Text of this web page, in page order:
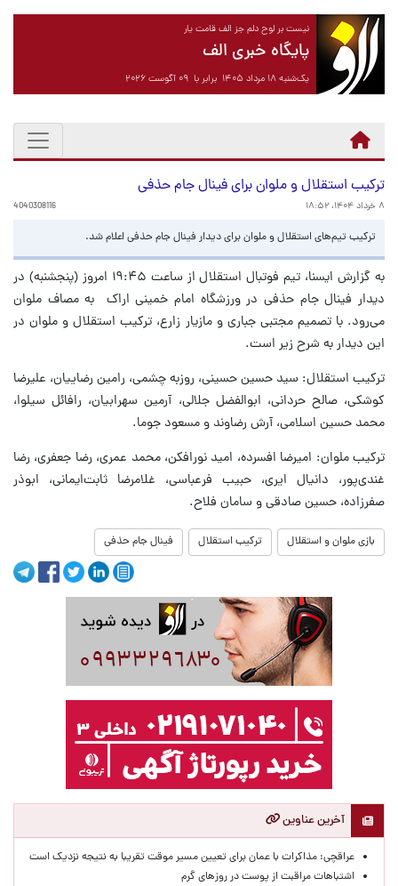
نیست بر لوح دلم جز الف قامت یار
پایگاه خبری الف
یک‌شنبه ۱۸ مرداد ۱۴۰۵ برابر با ۰۹ آگوست ۲۰۲۶
ترکیب استقلال و ملوان برای فینال جام حذفی
۸ خرداد ۱۴۰۴، ۱۸:۵۲ 4040308116
ترکیب تیم‌های استقلال و ملوان برای دیدار فینال جام حذفی اعلام شد.
به گزارش ایسنا، تیم فوتبال استقلال از ساعت ۱۹:۴۵ امروز (پنجشنبه) در
دیدار فینال جام حذفی در ورزشگاه امام خمینی اراک به مصاف ملوان
می‌رود. با تصمیم مجتبی جباری و مازیار زارع، ترکیب استقلال و ملوان در
این دیدار به شرح زیر است.
ترکیب استقلال: سید حسین حسینی، روزبه چشمی، رامین رضاییان، علیرضا
کوشکی، صالح حردانی، ابوالفضل جلالی، آرمین سهرابیان، رافائل سیلوا،
محمد حسین اسلامی، آرش رضاوند و مسعود جوما.
ترکیب ملوان: امیرضا افسرده، امید نورافکن، محمد عمری، رضا جعفری، رضا
غندی‌پور، دانیال ایری، حبیب فرعباسی، غلامرضا ثابت‌ایمانی، ابوذر
صفرزاده، حسین صادقی و سامان فلاح.
بازی ملوان و استقلال ترکیب استقلال فینال جام حذفی
آخرین عناوین
عراقچی: مذاکرات با عمان برای تعیین مسیر موقت تقریبا به نتیجه نزدیک است
اشتباهات مراقبت از پوست در روزهای گرم